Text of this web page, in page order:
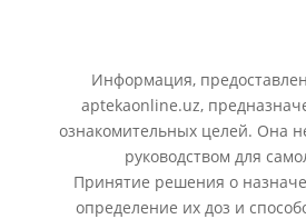
Информация,
aptekaonline.uz,
ознакомительных целей. Она
руководством для
Принятие решения о
определение их доз и